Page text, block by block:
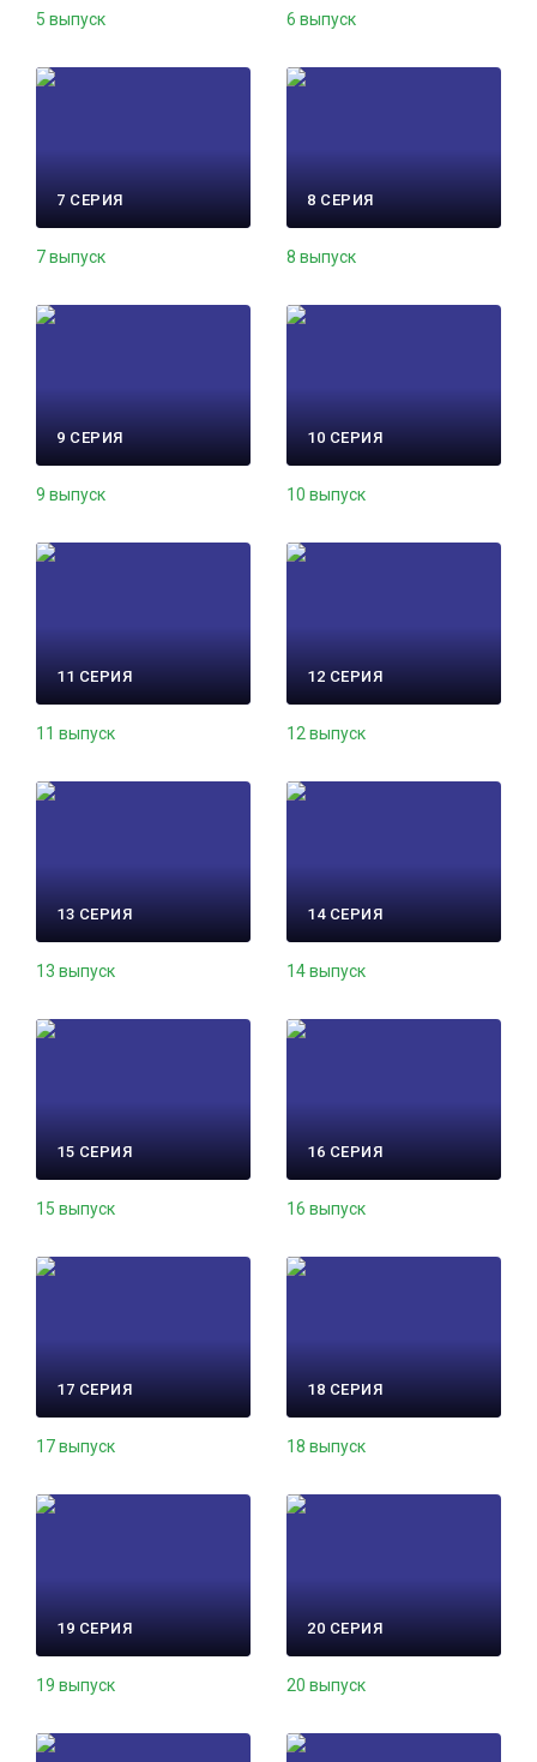
5 выпуск 6 выпуск
7 СЕРИЯ
7 выпуск
8 СЕРИЯ
8 выпуск
9 СЕРИЯ
9 выпуск
10 СЕРИЯ
10 выпуск
11 СЕРИЯ
11 выпуск
12 СЕРИЯ
12 выпуск
13 СЕРИЯ
13 выпуск
14 СЕРИЯ
14 выпуск
15 СЕРИЯ
15 выпуск
16 СЕРИЯ
16 выпуск
17 СЕРИЯ
17 выпуск
18 СЕРИЯ
18 выпуск
19 СЕРИЯ
19 выпуск
20 СЕРИЯ
20 выпуск